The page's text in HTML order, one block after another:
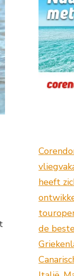
heeft
de